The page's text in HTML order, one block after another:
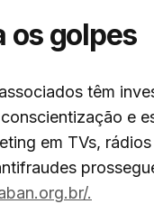
os golpes
têm
e
em TVs,
.